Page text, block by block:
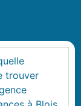
trouver